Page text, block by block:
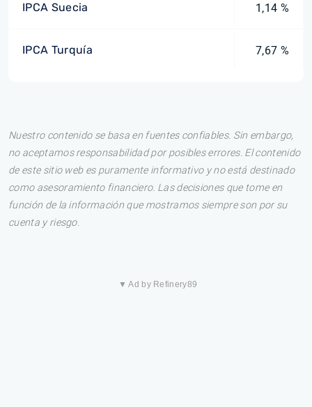
IPCA Suecia 1,14 %
IPCA Turquía 7,67 %
Nuestro contenido se basa en fuentes confiables. Sin embargo,
no aceptamos responsabilidad por posibles errores. El contenido
de este sitio web es puramente informativo y no está destinado
como asesoramiento financiero. Las decisiones que tome en
función de la información que mostramos siempre son por su
cuenta y riesgo.
▼ Ad by Refinery89